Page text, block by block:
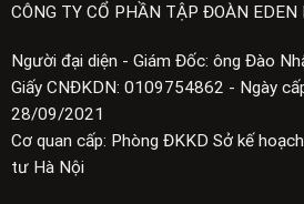
CÔNG TY CỔ PHẦN TẬP ĐOÀN EDEN
Người đại diện - Giám Đốc: ông Đào
Giấy CNĐKDN: 0109754862 - Ngày
28/09/2021
Cơ quan cấp: Phòng ĐKKD Sở kế
tư Hà Nội